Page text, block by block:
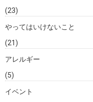
(23)
やってはいけないこと
(21)
アレルギー
(5)
イベント